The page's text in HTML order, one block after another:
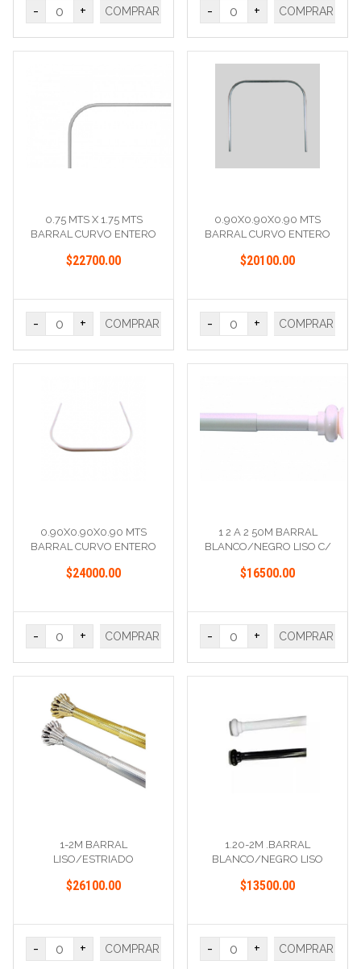
- + COMPRAR - + COMPRAR
0.75 MTS X 1.75 MTS
BARRAL CURVO ENTERO
$22700.00
- + COMPRAR
0.90X0.90X0.90 MTS
BARRAL CURVO ENTERO
$20100.00
- + COMPRAR
0.90X0.90X0.90 MTS
BARRAL CURVO ENTERO
$24000.00
- + COMPRAR
1 2 A 2 50M BARRAL
BLANCO/NEGRO LISO C/
$16500.00
- + COMPRAR
1-2M BARRAL
LISO/ESTRIADO
$26100.00
- + COMPRAR
1.20-2M .BARRAL
BLANCO/NEGRO LISO
$13500.00
- + COMPRAR